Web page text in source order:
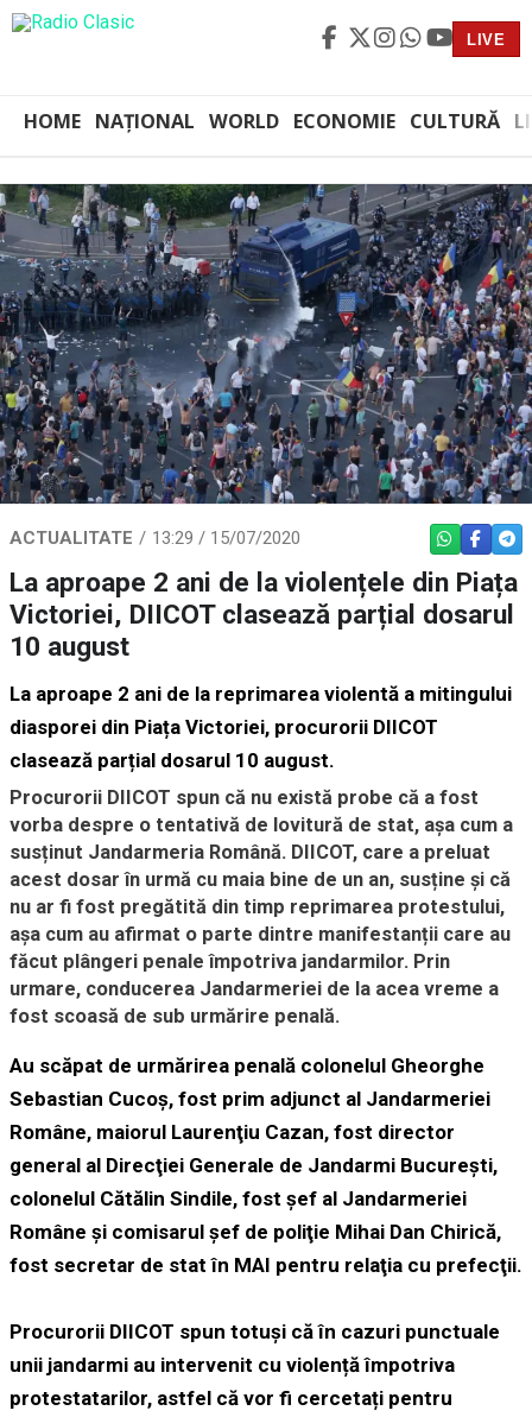
LIVE
HOME NAȚIONAL WORLD ECONOMIE CULTURĂ
ACTUALITATE 13:29 / 15/07/2020 WHATSAPP
La aproape 2 ani de la violențele din Piața
Victoriei, DIICOT clasează parțial dosarul
10 august
La aproape 2 ani de la reprimarea violentă a mitingului
diasporei din Piața Victoriei, procurorii DIICOT
clasează parțial dosarul 10 august.
Procurorii DIICOT spun că nu există probe că a fost
vorba despre o tentativă de lovitură de stat, așa cum a
susținut Jandarmeria Română. DIICOT, care a preluat
acest dosar în urmă cu maia bine de un an, susține și că
nu ar fi fost pregătită din timp reprimarea protestului,
așa cum au afirmat o parte dintre manifestanții care au
făcut plângeri penale împotriva jandarmilor. Prin
urmare, conducerea Jandarmeriei de la acea vreme a
fost scoasă de sub urmărire penală.
Au scăpat de urmărirea penală colonelul Gheorghe
Sebastian Cucoş, fost prim adjunct al Jandarmeriei
Române, maiorul Laurenţiu Cazan, fost director
general al Direcţiei Generale de Jandarmi Bucureşti,
colonelul Cătălin Sindile, fost şef al Jandarmeriei
Române și comisarul şef de poliţie Mihai Dan Chirică,
fost secretar de stat în MAI pentru relaţia cu prefecţii.
Procurorii DIICOT spun totuși că în cazuri punctuale
unii jandarmi au intervenit cu violență împotriva
protestatarilor, astfel că vor fi cercetați pentru